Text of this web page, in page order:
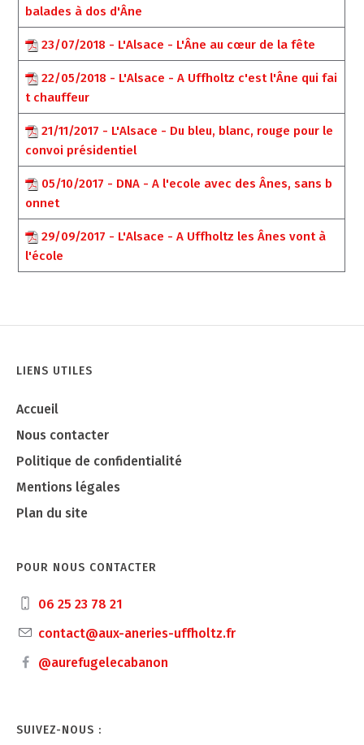
balades à dos d'Âne
23/07/2018 - L'Alsace - L'Âne au cœur de la fête
22/05/2018 - L'Alsace - A Uffholtz c'est l'Âne qui fai
t chauffeur
21/11/2017 - L'Alsace - Du bleu, blanc, rouge pour le
convoi présidentiel
05/10/2017 - DNA - A l'ecole avec des Ânes, sans b
onnet
29/09/2017 - L'Alsace - A Uffholtz les Ânes vont à
l'école
LIENS UTILES
Accueil
Nous contacter
Politique de confidentialité
Mentions légales
Plan du site
POUR NOUS CONTACTER
06 25 23 78 21
contact@aux-aneries-uffholtz.fr
@aurefugelecabanon
SUIVEZ-NOUS :